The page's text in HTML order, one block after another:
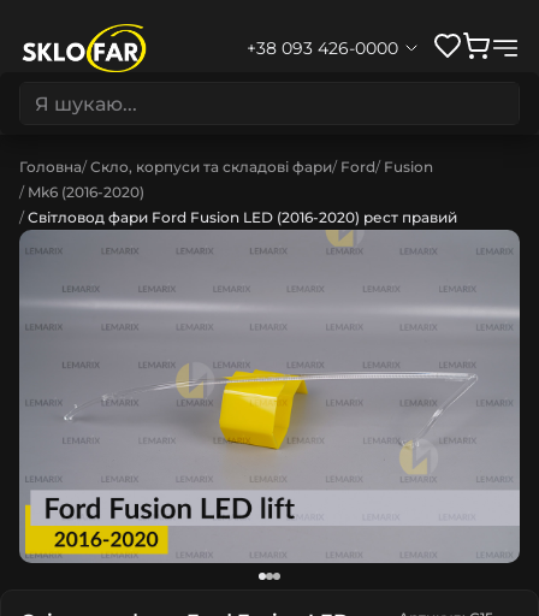
+38 093 426-0000
Головна Скло, корпуси та складові фари Ford Fusion
Mk6 (2016-2020)
Світловод фари Ford Fusion LED (2016-2020) рест правий